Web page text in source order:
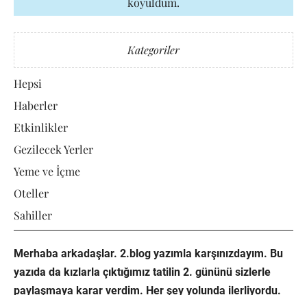
Merhaba arkadaşlar. 2.blog yazımla karşınızdayım. Bu
yazıda da kızlarla çıktığımız tatilin 2. gününü sizlerle
paylaşmaya karar verdim. Her şey yolunda ilerliyordu.
Kategoriler
Hepsi
Haberler
Etkinlikler
Gezilecek Yerler
Yeme ve İçme
Oteller
Sahiller